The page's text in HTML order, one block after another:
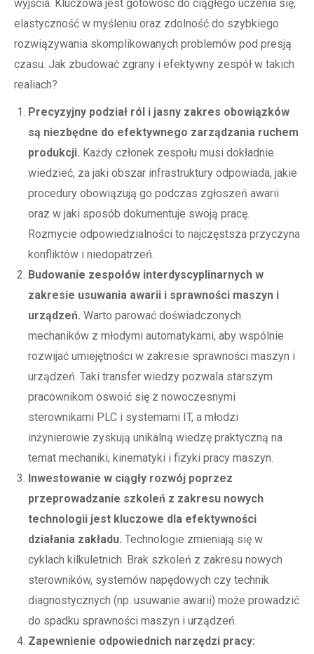
wyjścia. Kluczowa jest gotowość do ciągłego uczenia się,
elastyczność w myśleniu oraz zdolność do szybkiego
rozwiązywania skomplikowanych problemów pod presją
czasu. Jak zbudować zgrany i efektywny zespół w takich
realiach?
Precyzyjny podział ról i jasny zakres obowiązków
są niezbędne do efektywnego zarządzania ruchem
produkcji. Każdy członek zespołu musi dokładnie
wiedzieć, za jaki obszar infrastruktury odpowiada, jakie
procedury obowiązują go podczas zgłoszeń awarii
oraz w jaki sposób dokumentuje swoją pracę.
Rozmycie odpowiedzialności to najczęstsza przyczyna
konfliktów i niedopatrzeń.
Budowanie zespołów interdyscyplinarnych w
zakresie usuwania awarii i sprawności maszyn i
urządzeń. Warto parować doświadczonych
mechaników z młodymi automatykami, aby wspólnie
rozwijać umiejętności w zakresie sprawności maszyn i
urządzeń. Taki transfer wiedzy pozwala starszym
pracownikom oswoić się z nowoczesnymi
sterownikami PLC i systemami IT, a młodzi
inżynierowie zyskują unikalną wiedzę praktyczną na
temat mechaniki, kinematyki i fizyki pracy maszyn.
Inwestowanie w ciągły rozwój poprzez
przeprowadzanie szkoleń z zakresu nowych
technologii jest kluczowe dla efektywności
działania zakładu. Technologie zmieniają się w
cyklach kilkuletnich. Brak szkoleń z zakresu nowych
sterowników, systemów napędowych czy technik
diagnostycznych (np. usuwanie awarii) może prowadzić
do spadku sprawności maszyn i urządzeń.
Zapewnienie odpowiednich narzędzi pracy: